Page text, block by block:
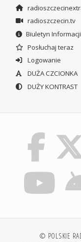
radioszczecin.tv
Biuletyn
Posłuchaj teraz
Logowanie
DUŻA CZCIONKA
DUŻY KONTRAST
© POLSKIE